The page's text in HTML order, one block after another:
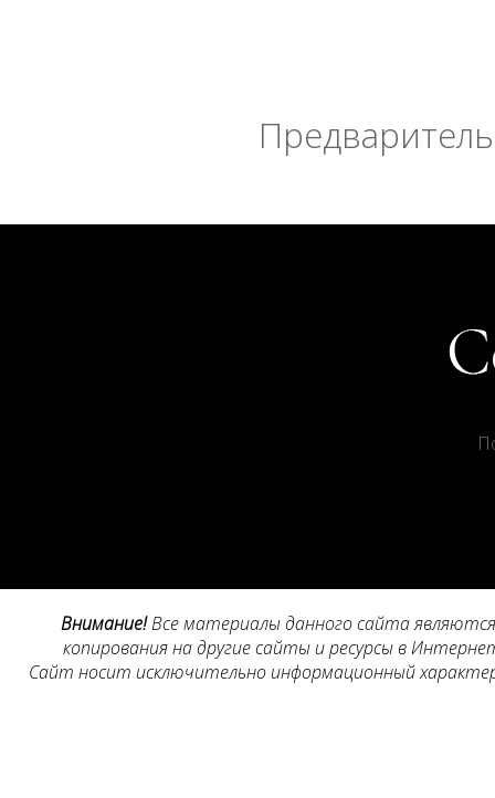
Внимание!Все материалы данного сайта
копирования на другие сайты и ресурсы в
Сайт носит исключительно информационный